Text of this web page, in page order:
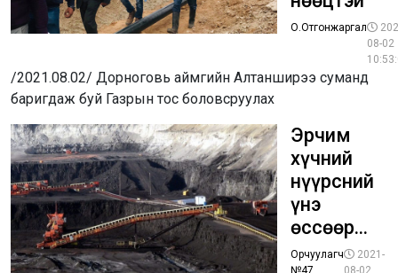
О.Отгонжаргал
08-02
/2021.08.02/ Дорноговь аймгийн Алтанширээ суманд
баригдаж буй Газрын тос боловсруулах
Эрчим
хүчний
нүүрсний
үнэ
өссөөр...
Орчуулагч
2021-